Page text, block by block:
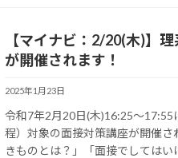
【マイナビ：2/20(木)】
が開催されます！
2025年1月23日
令和7年2月20日(木)16:25〜
程）対象の面接対策講座が開催
きものとは？」「面接でしては